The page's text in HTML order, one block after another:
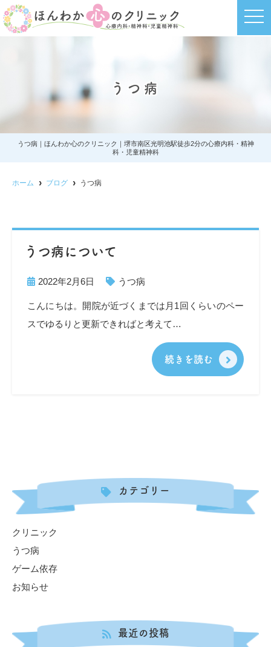
t
o
i
o
うつ病
うつ病｜ほんわか心のクリニック｜堺市南区光明池駅徒歩2分の心療内科・精神
科・児童精神科
ホーム ブログ うつ病
うつ病について
2022年2月6日 うつ病
こんにちは。開院が近づくまでは月1回くらいのペー
スでゆるりと更新できればと考えて…
続きを読む
カテゴリー
クリニック
うつ病
ゲーム依存
お知らせ
最近の投稿